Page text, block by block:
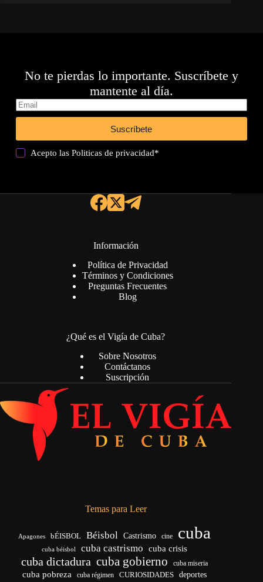
No te pierdas lo importante. Suscríbete y
mantente al día.
Suscríbete
Acepto lasPoliticas de privacidad*
Información
Política de Privacidad
Términos y Condiciones
Preguntas Frecuentes
Blog
¿Qué es el Vigía de Cuba?
Sobre Nosotros
Contáctanos
Suscripción
Temas para Leer
Apagones bÉISBOL Béisbol Castrismo cine cuba
cuba béisbol cuba castrismo cuba crisis
cuba dictadura cuba gobierno cuba miseria
cuba pobreza cuba régimen CURIOSIDADES deportes